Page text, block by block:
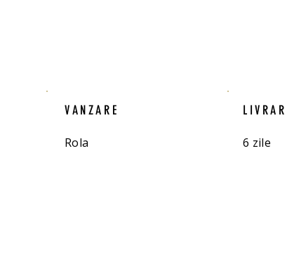
VANZARE
Rola 6 zile